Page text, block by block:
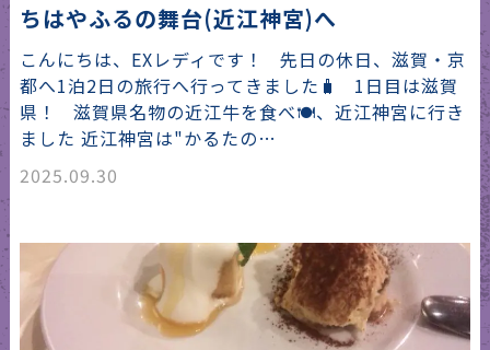
ちはやふるの舞台(近江神宮)へ
こんにちは、EXレディです！ 先日の休日、滋賀・京
都へ1泊2日の旅行へ行ってきました🧳 1日目は滋賀
県！ 滋賀県名物の近江牛を食べ🍽️、近江神宮に行き
ました 近江神宮は"かるたの…
2025.09.30